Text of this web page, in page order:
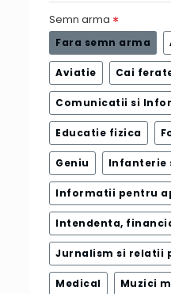
Semn arma
Fara semn arma
Aviatie Cai
Comunicatii si
Educatie fizica
Geniu Infanterie
Informatii pentru
Intendenta,
Jurnalism si relatii
Medical Muzici